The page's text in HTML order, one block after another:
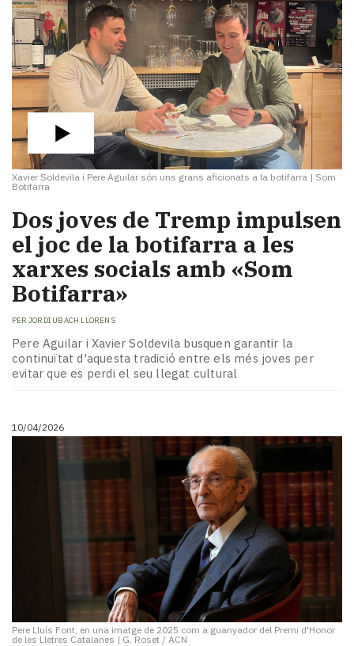
Xavier Soldevila i Pere Aguilar són uns grans aficionats a la botifarra | Som
Botifarra
Dos joves de Tremp impulsen
el joc de la botifarra a les
xarxes socials amb «Som
Botifarra»
PER JORDI UBACH LLORENS
Pere Aguilar i Xavier Soldevila busquen garantir la
continuïtat d'aquesta tradició entre els més joves per
evitar que es perdi el seu llegat cultural
10/04/2026
Pere Lluís Font, en una imatge de 2025 com a guanyador del Premi d'Honor
de les Lletres Catalanes | G. Roset / ACN